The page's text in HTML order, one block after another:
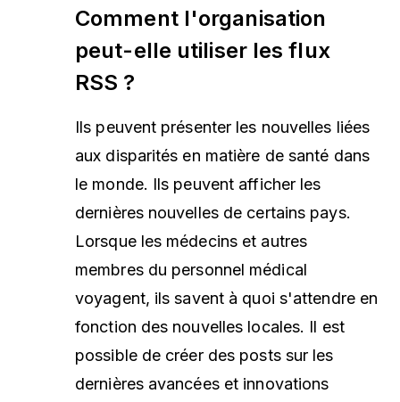
Comment l'organisation
peut-elle utiliser les flux
RSS ?
Ils peuvent présenter les nouvelles liées
aux disparités en matière de santé dans
le monde. Ils peuvent afficher les
dernières nouvelles de certains pays.
Lorsque les médecins et autres
membres du personnel médical
voyagent, ils savent à quoi s'attendre en
fonction des nouvelles locales. Il est
possible de créer des posts sur les
dernières avancées et innovations